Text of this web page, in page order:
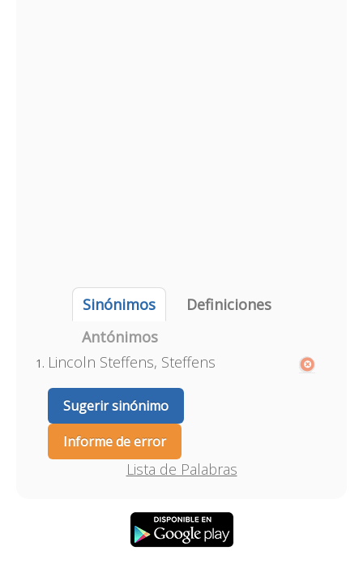
Sinónimos
Definiciones
Antónimos
Lincoln Steffens, Steffens
Sugerir sinónimo
Informe de error
Lista de Palabras